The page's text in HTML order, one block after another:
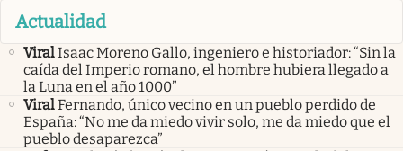
Actualidad
ViralIsaac Moreno Gallo, ingeniero e historiador: “Sin la
caída del Imperio romano, el hombre hubiera llegado a
la Luna en el año 1000”
ViralFernando, único vecino en un pueblo perdido de
España: “No me da miedo vivir solo, me da miedo que el
pueblo desaparezca”